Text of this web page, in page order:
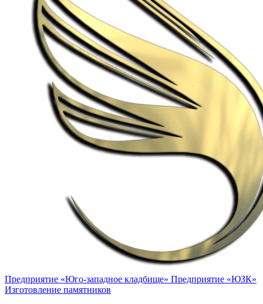
Предприятие «Юго-западное кладбище» Предприятие «ЮЗК»
Изготовление памятников